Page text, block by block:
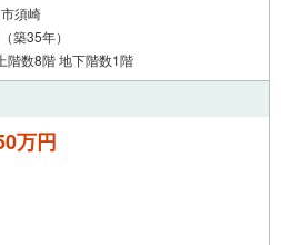
須崎
築35年）
階数8階 地下階数1階
万円